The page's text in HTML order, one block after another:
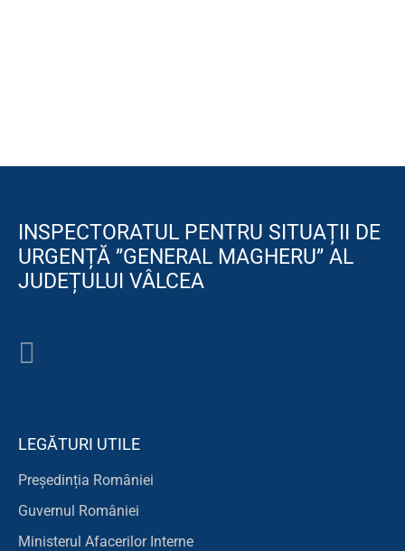
INSPECTORATUL PENTRU SITUAȚII DE
URGENȚĂ ”GENERAL MAGHERU” AL
JUDEȚULUI VÂLCEA
LEGĂTURI UTILE
Președinția României
Guvernul României
Ministerul Afacerilor Interne